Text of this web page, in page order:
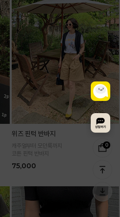
0
위즈 핀턱 반바지
캐주얼부터 모던룩까지
코튼 핀턱 반바지
75,000